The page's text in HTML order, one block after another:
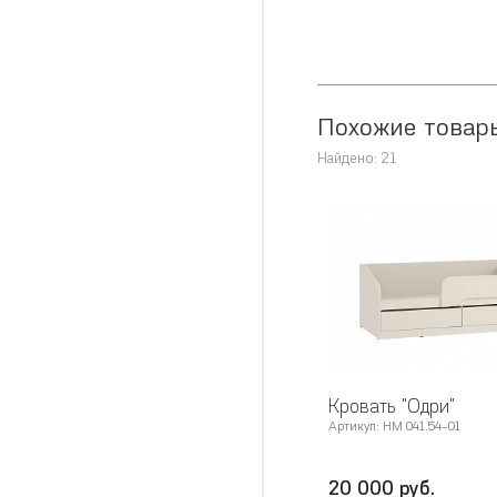
Похожие
Найдено: 21
Кровать "Одри"
Артикул: НМ 041.54-01
20 000 руб.